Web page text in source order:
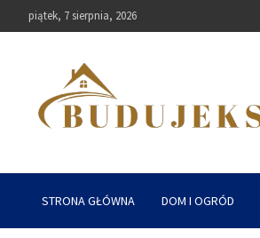
to
piątek, 7 sierpnia, 2026
Budujekspert
STRONA GŁÓWNA DOM I OGRÓD